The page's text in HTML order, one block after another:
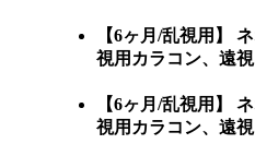
【6ヶ月/乱視用】
視用カラコン、遠
【6ヶ月/乱視用】
視用カラコン、遠